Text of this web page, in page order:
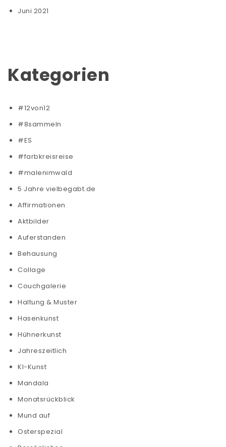
Juni 2021
Kategorien
#12von12
#8sammeln
#ES
#farbkreisreise
#malenimwald
5 Jahre vielbegabt.de
Affirmationen
Aktbilder
Auferstanden
Behausung
Collage
Couchgalerie
Haltung & Muster
Hasenkunst
Hühnerkunst
Jahreszeitlich
KI-Kunst
Mandala
Monatsrückblick
Mund auf
Osterspezial